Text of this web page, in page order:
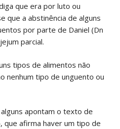
que era por luto ou
que a abstinência de alguns
por parte de Daniel (Dn
parcial.
tipos de alimentos não
nenhum tipo de unguento ou
apontam o texto de
que afirma haver um tipo de